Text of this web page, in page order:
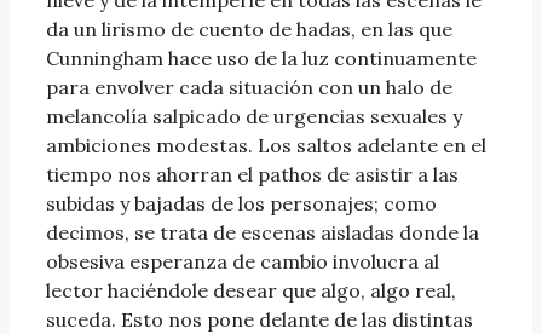
da un lirismo de cuento de hadas, en las que
Cunningham hace uso de la luz continuamente
para envolver cada situación con un halo de
melancolía salpicado de urgencias sexuales y
ambiciones modestas. Los saltos adelante en el
tiempo nos ahorran el pathos de asistir a las
subidas y bajadas de los personajes; como
decimos, se trata de escenas aisladas donde la
obsesiva esperanza de cambio involucra al
lector haciéndole desear que algo, algo real,
suceda. Esto nos pone delante de las distintas